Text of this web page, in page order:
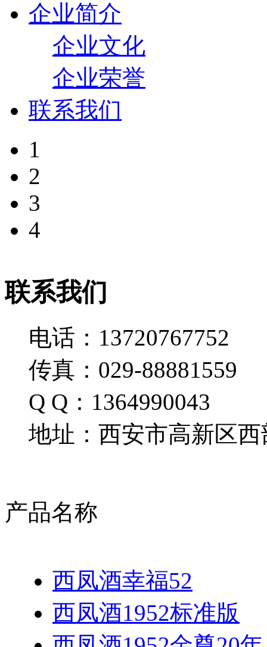
企业简介
企业文化
企业荣誉
联系我们
1
2
3
4
联系我们
电话：13720767752
传真：029-88881559
Q Q：1364990043
地址：西安市高新区西
产品名称
西凤酒幸福52
西凤酒1952标准版